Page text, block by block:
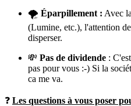
🌪️ Éparpillement : Avec
(Lumine, etc.), l'attention
disperser.
💸 Pas de dividende :
pas pour vous :-) Si la
ca me va.
❓ Les questions à vous poser